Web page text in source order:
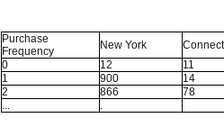
Purchase
Frequency
New York
0
12
11
1
900
14
2
866
78
...
.